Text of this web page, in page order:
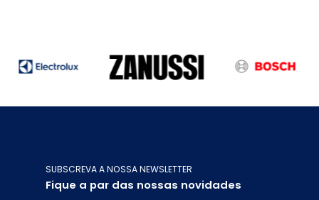
SUBSCREVA A NOSSA NEWSLETTER
Fique a par das nossas novidades